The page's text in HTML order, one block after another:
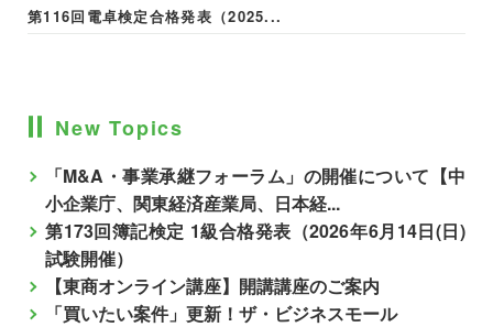
第116回電卓検定合格発表（2025...
New Topics
「M&A・事業承継フォーラム」の開催について【中
小企業庁、関東経済産業局、日本経...
第173回簿記検定 1級合格発表（2026年6月14日(日)
試験開催）
【東商オンライン講座】開講講座のご案内
「買いたい案件」更新！ザ・ビジネスモール